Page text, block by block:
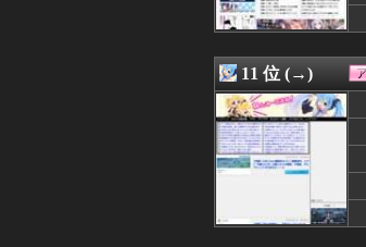
08/06 20:20
08/06 20:20
08/06 20:18
08/06 20:18
08/06 20:16
08/06 20:15
08/06 20:15
08/06 20:15
08/06 20:12
11 位 (→)